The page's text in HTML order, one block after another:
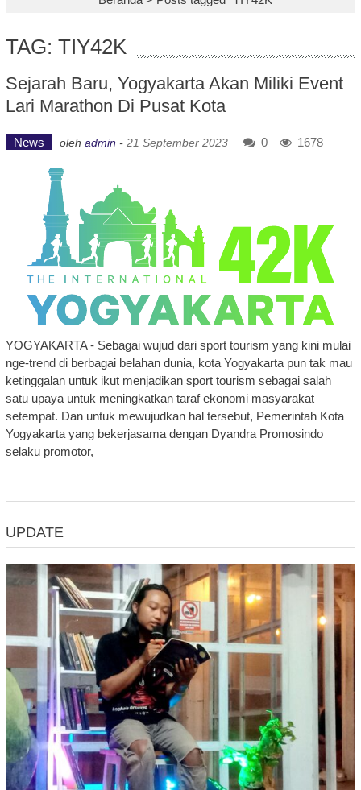
TAG: TIY42K
Sejarah Baru, Yogyakarta Akan Miliki Event
Lari Marathon Di Pusat Kota
News oleh admin - 21 September 2023 0 1678
YOGYAKARTA - Sebagai wujud dari sport tourism yang kini mulai
nge-trend di berbagai belahan dunia, kota Yogyakarta pun tak mau
ketinggalan untuk ikut menjadikan sport tourism sebagai salah
satu upaya untuk meningkatkan taraf ekonomi masyarakat
setempat. Dan untuk mewujudkan hal tersebut, Pemerintah Kota
Yogyakarta yang bekerjasama dengan Dyandra Promosindo
selaku promotor,
UPDATE